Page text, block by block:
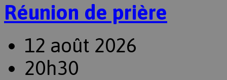
Réunion de prière
12 août 2026
20h30